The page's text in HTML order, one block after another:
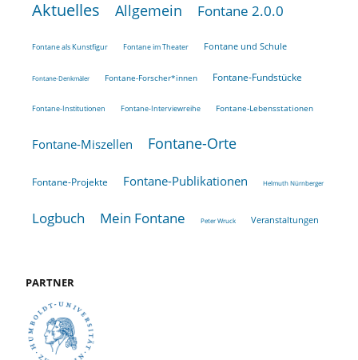
Aktuelles Allgemein Fontane 2.0.0
Fontane als Kunstfigur Fontane im Theater Fontane und Schule
Fontane-Denkmäler Fontane-Forscher*innen Fontane-Fundstücke
Fontane-Institutionen Fontane-Interviewreihe Fontane-Lebensstationen
Fontane-Miszellen Fontane-Orte
Fontane-Projekte Fontane-Publikationen Helmuth Nürnberger
Logbuch Mein Fontane Peter Wruck Veranstaltungen
PARTNER